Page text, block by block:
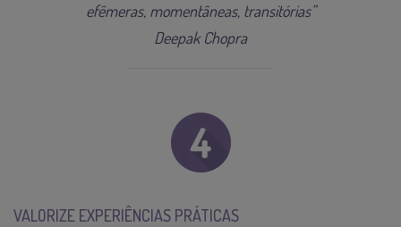
efêmeras, momentâneas, transitórias”
Deepak Chopra
VALORIZE EXPERIÊNCIAS PRÁTICAS